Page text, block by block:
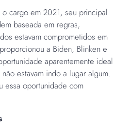
cargo em 2021, seu principal
baseada em regras,
estavam comprometidos em
a Biden, Blinken e
aparentemente ideal
estavam indo a lugar algum.
essa oportunidade com